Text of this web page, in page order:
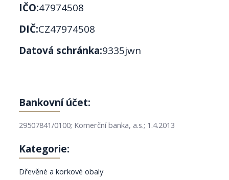
IČO:47974508
DIČ:CZ47974508
Datová schránka:9335jwn
Bankovní účet:
29507841/0100; Komerční banka, a.s.; 1.4.2013
Kategorie:
Dřevěné a korkové obaly